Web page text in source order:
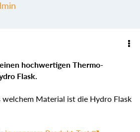
hochwertigen Thermo-
Flask.
welchem Material ist die Hydro Flask